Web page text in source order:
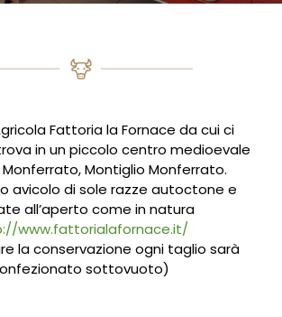
Fattoria la Fornace da cui ci
in un piccolo centro medioevale
Montiglio Monferrato.
avicolo di sole razze autoctone e
all’aperto come in natura
www.fattorialafornace.it/
la conservazione ogni taglio sarà
sottovuoto)